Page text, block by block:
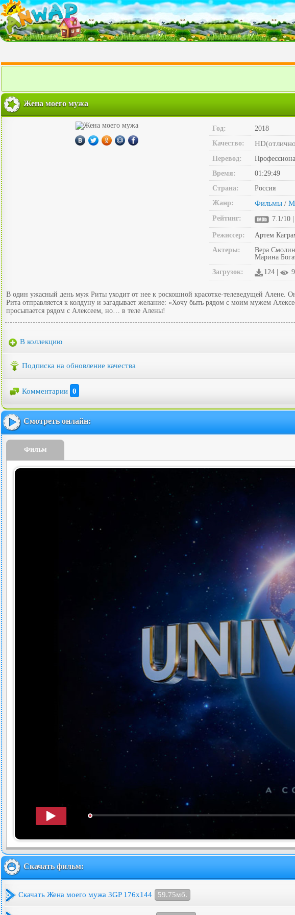
Жена моего мужа
Год:
2018
Качество:
Перевод:
Время:
01:29:49
Страна:
Россия
Жанр:
Фильмы /
Рейтинг: 7.1/10 |
Режиссер:
Артем
Актеры:
Вера
Марина
Загрузок:
124 |
В один ужасный день муж Риты уходит от нее к роскошной красотке-телеведущей Алене.
Рита отправляется к колдуну и загадывает желание: «Хочу быть рядом с моим мужем
просыпается рядом с Алексеем, но… в теле Алены!
В коллекцию
Подписка на обновление качества
Комментарии 0
Смотреть онлайн:
Фильм
Скачать фильм:
Скачать Жена моего мужа 3GP 176x144 59.75мб.